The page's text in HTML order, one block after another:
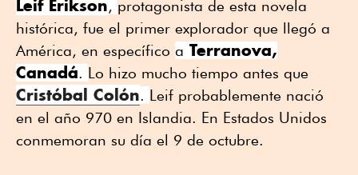
Leif Erikson, protagonista de esta novela
histórica, fue el primer explorador que llegó a
América, en específico a Terranova,
Canadá. Lo hizo mucho tiempo antes que
Cristóbal Colón. Leif probablemente nació
en el año 970 en Islandia. En Estados Unidos
conmemoran su día el 9 de octubre.